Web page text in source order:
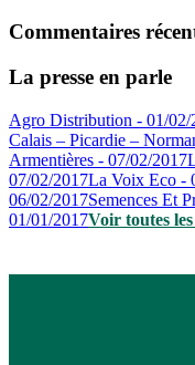
Commentaires
La presse en parle
Agro Distribution - 01/02/
Calais – Picardie –
Armentières - 07/02/2017
07/02/2017La Voix Eco -
06/02/2017Semences Et
01/01/2017Voir toutes